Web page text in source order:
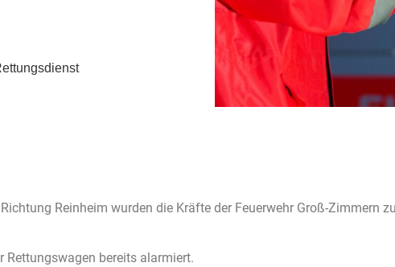
Reinheim wurden die Kräfte der Feuerwehr Groß-Zimmern
Rettungswagen bereits alarmiert.